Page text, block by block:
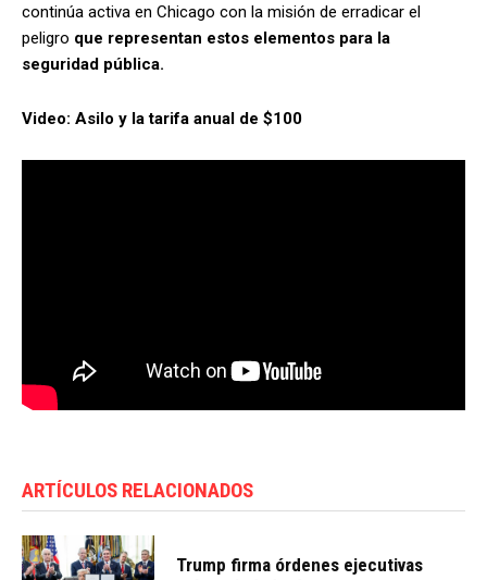
continúa activa en Chicago con la misión de erradicar el
peligro que representan estos elementos para la
seguridad pública.
Video: Asilo y la tarifa anual de $100
ARTÍCULOS RELACIONADOS
Trump firma órdenes ejecutivas